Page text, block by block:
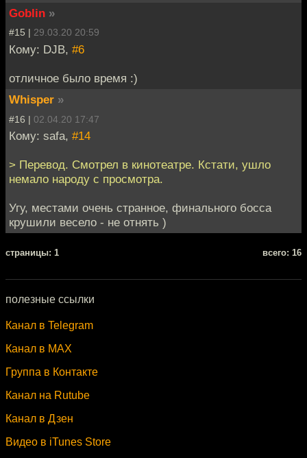
Goblin »
#15 | 29.03.20 20:59
Кому: DJB, #6
отличное было время :)
Whisper »
#16 | 02.04.20 17:47
Кому: safa, #14
> Перевод. Смотрел в кинотеатре. Кстати, ушло
немало народу с просмотра.
Угу, местами очень странное, финального босса
крушили весело - не отнять )
cтраницы: 1 всего: 16
полезные ссылки
Канал в Telegram
Канал в MAX
Группа в Контакте
Канал на Rutube
Канал в Дзен
Видео в iTunes Store